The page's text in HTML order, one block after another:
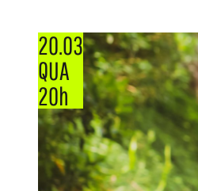
20.03
QUA
20h